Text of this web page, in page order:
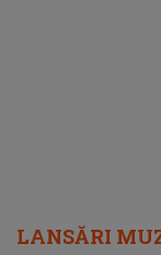
LANSĂRI